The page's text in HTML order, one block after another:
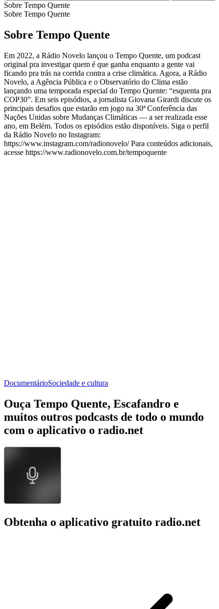
Sobre Tempo Quente
Sobre Tempo Quente
Sobre Tempo Quente
Em 2022, a Rádio Novelo lançou o Tempo Quente, um podcast
original pra investigar quem é que ganha enquanto a gente vai
ficando pra trás na corrida contra a crise climática. Agora, a Rádio
Novelo, a Agência Pública e o Observatório do Clima estão
lançando uma temporada especial do Tempo Quente: “esquenta pra
COP30”. Em seis episódios, a jornalista Giovana Girardi discute os
principais desafios que estarão em jogo na 30ª Conferência das
Nações Unidas sobre Mudanças Climáticas — a ser realizada esse
ano, em Belém. Todos os episódios estão disponíveis. Siga o perfil
da Rádio Novelo no Instagram:
https://www.instagram.com/radionovelo/ Para conteúdos adicionais,
acesse https://www.radionovelo.com.br/tempoquente
DocumentárioSociedade e cultura
Ouça Tempo Quente, Escafandro e
muitos outros podcasts de todo o mundo
com o aplicativo o radio.net
Obtenha o aplicativo gratuito radio.net